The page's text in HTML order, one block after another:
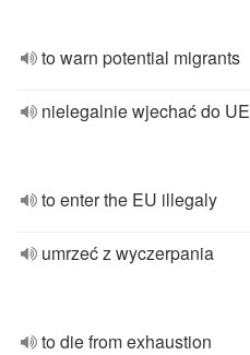
to warn potential migrants
nielegalnie wjechać do UE
to enter the EU illegaly
umrzeć z wyczerpania
to die from exhaustion